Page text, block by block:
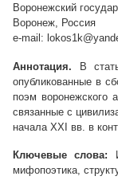
Воронежский
Воронеж, Россия
e-mail:
Аннотация. В
опубликованные в
поэм воронежского
связанные с
начала ХХI вв. в
Ключевые слова:
мифопоэтика,